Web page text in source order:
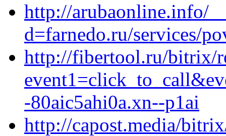
http://arubaonline.info/
d=farnedo.ru/services/
http://fibertool.ru/bitrix/
-80aic5ahi0a.xn--p1ai
http://capost.media/